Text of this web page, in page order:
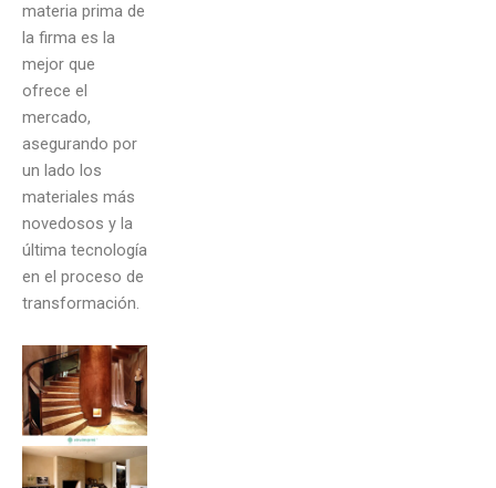
materia prima de
la firma es la
mejor que
ofrece el
mercado,
asegurando por
un lado los
materiales más
novedosos y la
última tecnología
en el proceso de
transformación.